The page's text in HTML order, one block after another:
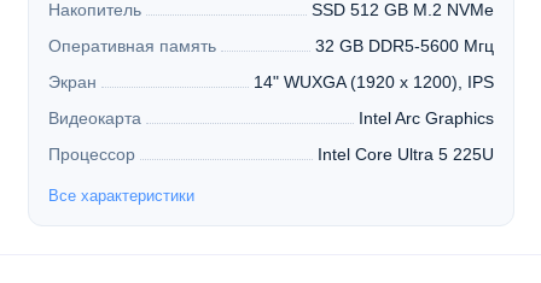
Накопитель
SSD 512 GB M.2 NVMe
Оперативная память
32 GB DDR5-5600 Мгц
Экран
14" WUXGA (1920 x 1200), IPS
Видеокарта
Intel Arc Graphics
Процессор
Intel Core Ultra 5 225U
Все характеристики